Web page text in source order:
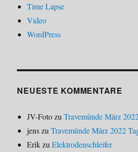
Time Lapse
Video
WordPress
NEUESTE KOMMENTARE
JV-FotozuTravemünde März
jenszuTravemünde März 2022
ErikzuElektrodenschleifer